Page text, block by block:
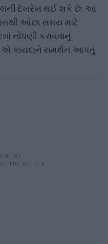
દેખરેખ થઈ શકે છે. આ
ઓછા સમય માટે
નોંધણી કરાવવાનું
એ કાયદાને સમર્થન આપતું